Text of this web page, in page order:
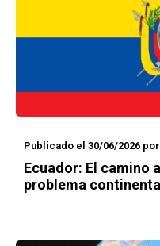
Publicado el 30/06/2026 por
Ecuador: El camino
problema continental